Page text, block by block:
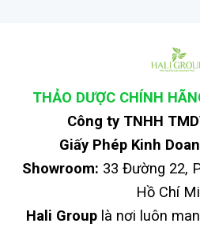
THẢO DƯỢC CHÍNH
Công ty TNHH
Giấy Phép Kinh
Showroom: 33 Đường 22,
Hồ Chí
Hali Group là nơi luôn